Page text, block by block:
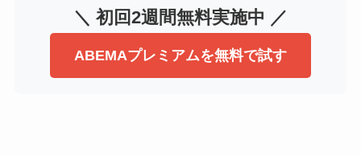
＼ 初回2週間無料実施中 ／
ABEMAプレミアムを無料で試す